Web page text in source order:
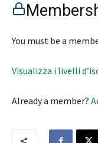
You must be a
Visualizza i livelli
Already a member?